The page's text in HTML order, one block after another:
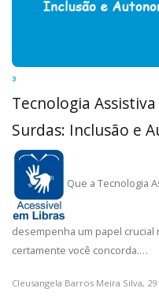
3
Tecnologia
Surdas: Inclusão e
Que a Tecnologia
desempenha um papel
certamente você concorda.…
Cleusangela Barros Meira Silva,